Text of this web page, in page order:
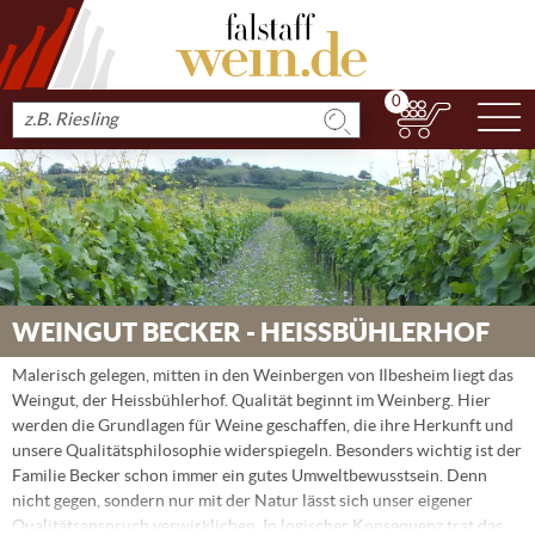
Produkt
suchen
0
WEINGUT BECKER - HEISSBÜHLERHOF
Malerisch gelegen, mitten in den Weinbergen von Ilbesheim liegt das
Weingut, der Heissbühlerhof. Qualität beginnt im Weinberg. Hier
werden die Grundlagen für Weine geschaffen, die ihre Herkunft und
unsere Qualitätsphilosophie widerspiegeln. Besonders wichtig ist der
Familie Becker schon immer ein gutes Umweltbewusstsein. Denn
nicht gegen, sondern nur mit der Natur lässt sich unser eigener
Qualitätsanspruch verwirklichen. In logischer Konsequenz trat das